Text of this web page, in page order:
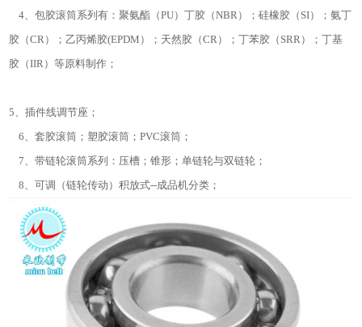
4、包胶滚筒系列有：聚氨酯（PU）丁胶（NBR）；硅橡胶（SI）；氨丁
胶（CR）；乙丙烯胶(EPDM）；天然胶（CR）；丁苯胶（SRR）；丁基
胶（IIR）等原料制作；
5、插件线调节座；
6、套胶滚筒；塑胶滚筒；PVC滚筒；
7、带链轮滚筒系列：压槽；锥形；单链轮与双链轮；
8、可调（链轮传动）积放式--成品机分类；